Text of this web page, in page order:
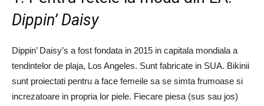
Dippin’ Daisy
Dippin’ Daisy’s a fost fondata in 2015 in capitala mondiala a
tendintelor de plaja, Los Angeles. Sunt fabricate in SUA. Bikinii
sunt proiectati pentru a face femeile sa se simta frumoase si
increzatoare in propria lor piele. Fiecare piesa (sus sau jos)